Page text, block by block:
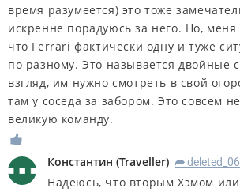
время разумеется) это тоже
искренне порадуюсь за него. Но,
что Ferrari фактически одну и туже
по разному. Это называется двойные
взгляд, им нужно смотреть в свой
там у соседа за забором. Это совсем
великую команду.
Константин (Traveller) R
Надеюсь, что вторым Хэмом